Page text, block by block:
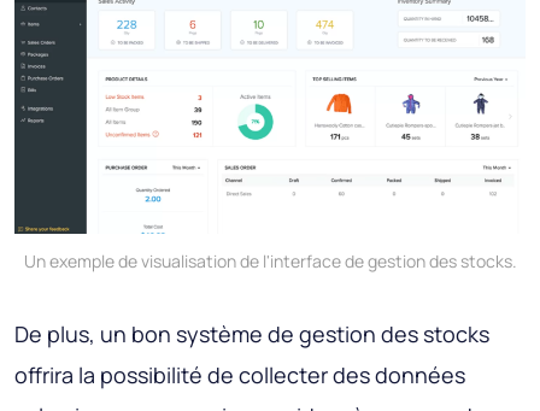
Un exemple de visualisation de l'interface de gestion des stocks.
De plus, un bon système de gestion des stocks
offrira la possibilité de collecter des données